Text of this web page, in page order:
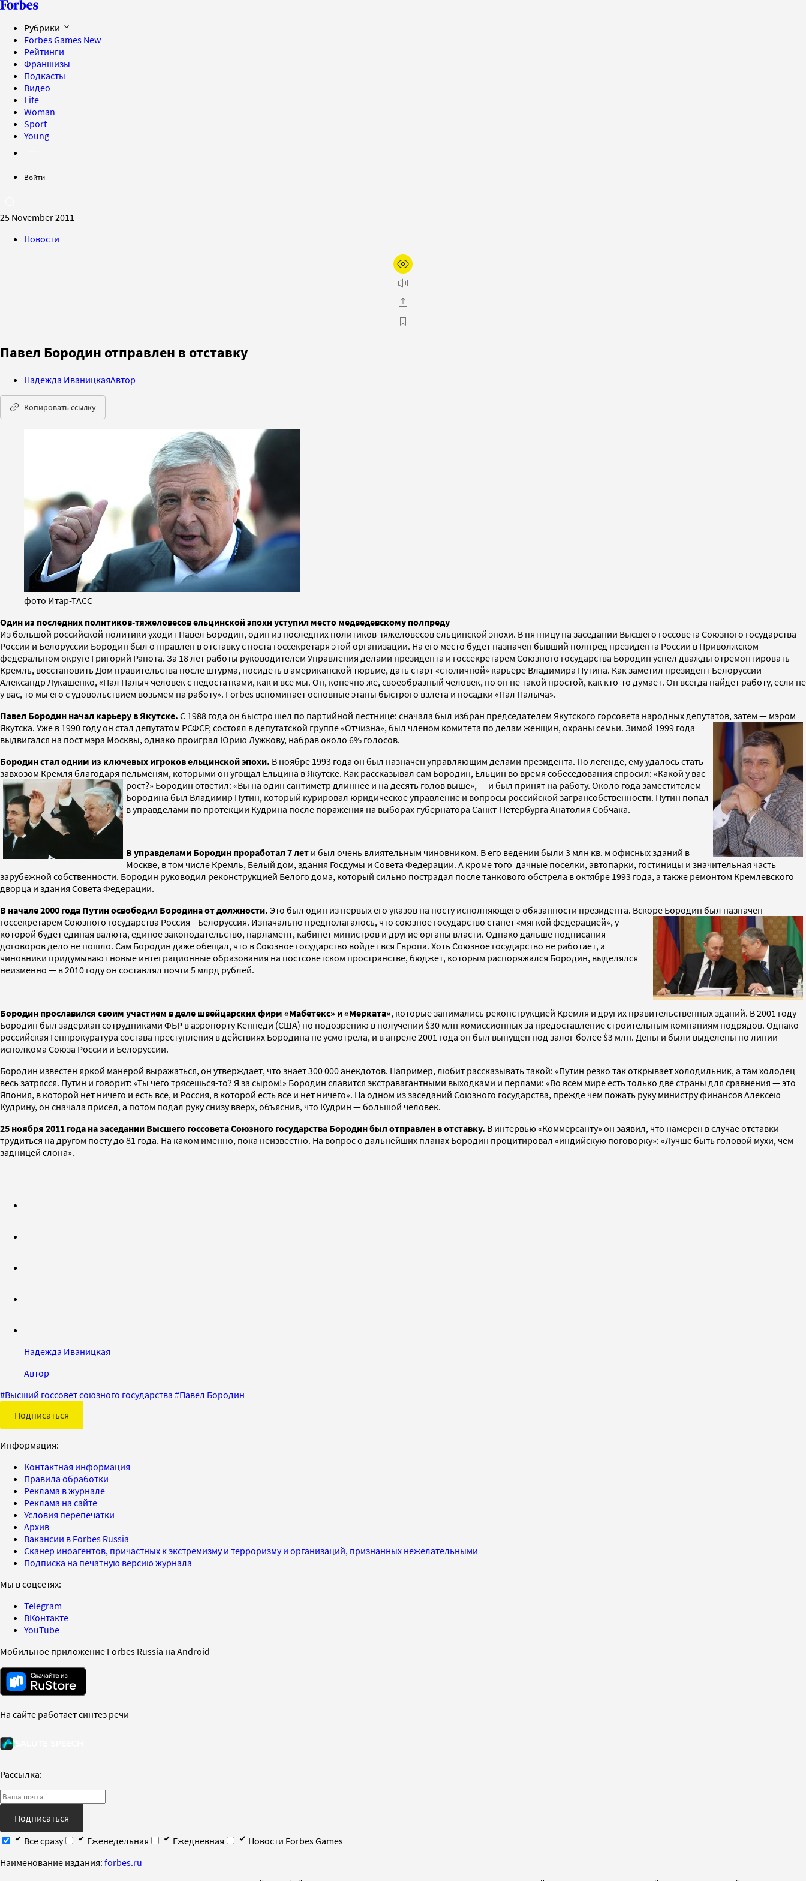
Рубрики
Forbes Games New
Рейтинги
Франшизы
Подкасты
Видео
Life
Woman
Sport
Young
Войти
25 November 2011
Новости
Павел Бородин отправлен в отставку
Надежда ИваницкаяАвтор
Копировать ссылку
фото Итар-ТАСС
Один из последних политиков-тяжеловесов ельцинской эпохи уступил место медведевскому полпреду
Из большой российской политики уходит Павел Бородин, один из последних политиков-тяжеловесов ельцинской эпохи. В пятницу на заседании Высшего госсовета Союзного государства
России и Белоруссии Бородин был отправлен в отставку с поста госсекретаря этой организации. На его место будет назначен бывший полпред президента России в Приволжском
федеральном округе Григорий Рапота. За 18 лет работы руководителем Управления делами президента и госсекретарем Союзного государства Бородин успел дважды отремонтировать
Кремль, восстановить Дом правительства после штурма, посидеть в американской тюрьме, дать старт «столичной» карьере Владимира Путина. Как заметил президент Белоруссии
Александр Лукашенко, «Пал Палыч человек с недостатками, как и все мы. Он, конечно же, своеобразный человек, но он не такой простой, как кто-то думает. Он всегда найдет работу, если не
у вас, то мы его с удовольствием возьмем на работу». Forbes вспоминает основные этапы быстрого взлета и посадки «Пал Палыча».
Павел Бородин начал карьеру в Якутске. С 1988 года он быстро шел по партийной лестнице: сначала был избран председателем Якутского горсовета народных депутатов, затем — мэром
Якутска. Уже в 1990 году он стал депутатом РСФСР, состоял в депутатской группе «Отчизна», был членом комитета по делам женщин, охраны семьи. Зимой 1999 года
выдвигался на пост мэра Москвы, однако проиграл Юрию Лужкову, набрав около 6% голосов.
Бородин стал одним из ключевых игроков ельцинской эпохи. В ноябре 1993 года он был назначен управляющим делами президента. По легенде, ему удалось стать
завхозом Кремля благодаря пельменям, которыми он угощал Ельцина в Якутске. Как рассказывал сам Бородин, Ельцин во время собеседования спросил: «Какой у вас
рост?» Бородин ответил: «Вы на один сантиметр длиннее и на десять голов выше», — и был принят на работу. Около года заместителем
Бородина был Владимир Путин, который курировал юридическое управление и вопросы российской загрансобственности. Путин попал
в управделами по протекции Кудрина после поражения на выборах губернатора Санкт-Петербурга Анатолия Собчака.
В управделами Бородин проработал 7 лет и был очень влиятельным чиновником. В его ведении были 3 млн кв. м офисных зданий в
Москве, в том числе Кремль, Белый дом, здания Госдумы и Совета Федерации. А кроме того дачные поселки, автопарки, гостиницы и значительная часть
зарубежной собственности. Бородин руководил реконструкцией Белого дома, который сильно пострадал после танкового обстрела в октябре 1993 года, а также ремонтом Кремлевского
дворца и здания Совета Федерации.
В начале 2000 года Путин освободил Бородина от должности. Это был один из первых его указов на посту исполняющего обязанности президента. Вскоре Бородин был назначен
госсекретарем Союзного государства Россия—Белоруссия. Изначально предполагалось, что союзное государство станет «мягкой федерацией», у
которой будет единая валюта, единое законодательство, парламент, кабинет министров и другие органы власти. Однако дальше подписания
договоров дело не пошло. Сам Бородин даже обещал, что в Союзное государство войдет вся Европа. Хоть Союзное государство не работает, а
чиновники придумывают новые интеграционные образования на постсоветском пространстве, бюджет, которым распоряжался Бородин, выделялся
неизменно — в 2010 году он составлял почти 5 млрд рублей.
Бородин прославился своим участием в деле швейцарских фирм «Мабетекс» и «Мерката», которые занимались реконструкцией Кремля и других правительственных зданий. В 2001 году
Бородин был задержан сотрудниками ФБР в аэропорту Кеннеди (США) по подозрению в получении $30 млн комиссионных за предоставление строительным компаниям подрядов. Однако
российская Генпрокуратура состава преступления в действиях Бородина не усмотрела, и в апреле 2001 года он был выпущен под залог более $3 млн. Деньги были выделены по линии
исполкома Союза России и Белоруссии.
Бородин известен яркой манерой выражаться, он утверждает, что знает 300 000 анекдотов. Например, любит рассказывать такой: «Путин резко так открывает холодильник, а там холодец
весь затрясся. Путин и говорит: «Ты чего трясешься-то? Я за сыром!» Бородин славится экстравагантными выходками и перлами: «Во всем мире есть только две страны для сравнения — это
Япония, в которой нет ничего и есть все, и Россия, в которой есть все и нет ничего». На одном из заседаний Союзного государства, прежде чем пожать руку министру финансов Алексею
Кудрину, он сначала присел, а потом подал руку снизу вверх, объяснив, что Кудрин — большой человек.
25 ноября 2011 года на заседании Высшего госсовета Союзного государства Бородин был отправлен в отставку. В интервью «Коммерсанту» он заявил, что намерен в случае отставки
трудиться на другом посту до 81 года. На каком именно, пока неизвестно. На вопрос о дальнейших планах Бородин процитировал «индийскую поговорку»: «Лучше быть головой мухи, чем
задницей слона».
Надежда Иваницкая
Автор
#Высший госсовет союзного государства #Павел Бородин
Подписаться
Информация:
Контактная информация
Правила обработки
Реклама в журнале
Реклама на сайте
Условия перепечатки
Архив
Вакансии в Forbes Russia
Сканер иноагентов, причастных к экстремизму и терроризму и организаций, признанных нежелательными
Подписка на печатную версию журнала
Мы в соцсетях:
Telegram
ВКонтакте
YouTube
Мобильное приложение Forbes Russia на Android
На сайте работает синтез речи
Рассылка:
Подписаться
Все сразу
Еженедельная Ежедневная
Новости Forbes Games
Наименование издания: forbes.ru